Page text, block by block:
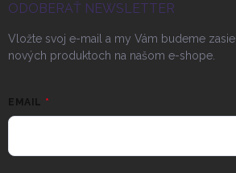
ODOBERAŤ NEWSLETTER
Vložte svoj e-mail a my Vám budeme
nových produktoch na našom e-shope.
EMAIL